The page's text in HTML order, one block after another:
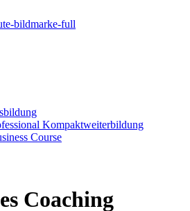
Kompaktweiterbildung
Course
Coaching